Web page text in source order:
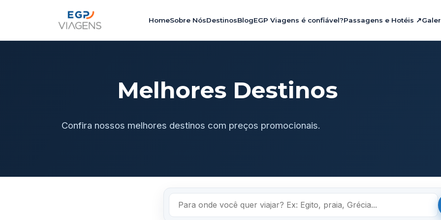
HomeSobre NósDestinosBlogEGP Viagens é confiável?Passagens e Hotéis ↗
Melhores Destinos
Confira nossos melhores destinos com preços promocionais.